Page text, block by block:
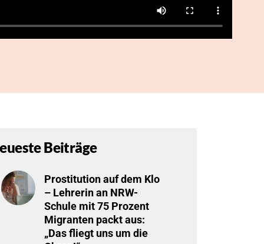
Beiträge
Prostitution auf dem Klo
– Lehrerin an NRW-
Schule mit 75 Prozent
Migranten packt aus:
„Das fliegt uns um die